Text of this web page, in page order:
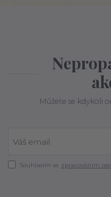
Můžete se kdykoli
Souhlasím se zpracováním